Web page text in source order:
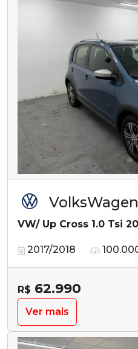
VolksWagen
VW/ Up Cross 1.0 Tsi
2017/2018
R$ 62.990
Ver mais